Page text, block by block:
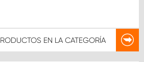
EN LA CATEGORÍA